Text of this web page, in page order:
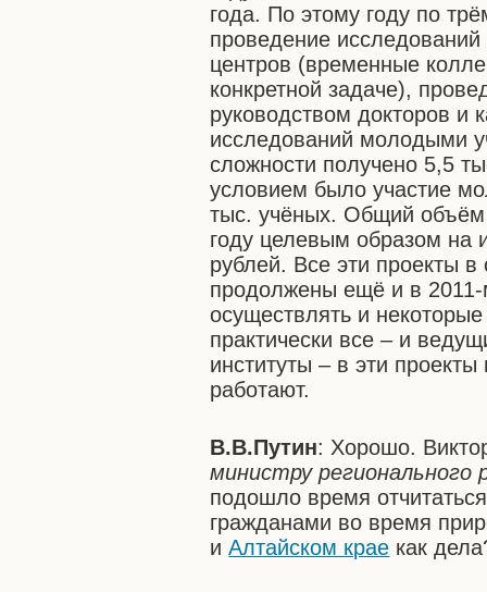
года. По этому году по
проведение
центров (временные
конкретной задаче),
руководством докторов и
исследований молодыми
сложности получено 5,5
условием было участие
тыс. учёных. Общий
году целевым образом на
рублей. Все эти проекты в
продолжены ещё и в
осуществлять и
практически все – и
институты – в эти
работают.
В.В.Путин: Хорошо.
министру регионального
подошло время
гражданами во время
иАлтайском крае как